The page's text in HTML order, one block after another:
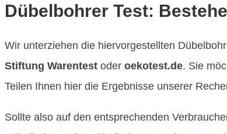
Dübelbohrer Test:
Wir unterziehen die hiervorgestellten
Stiftung Warentest oder oekotest.de. Sie
Teilen Ihnen hier die Ergebnisse unserer
Sollte also auf den entsprechenden